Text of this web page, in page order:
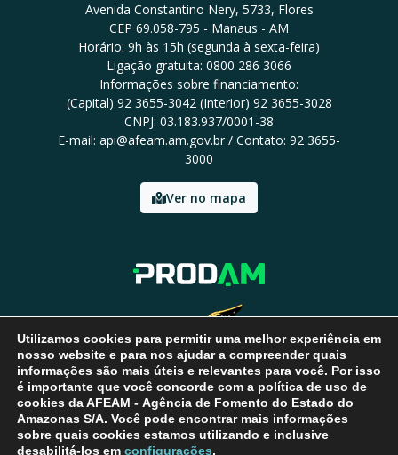
Avenida Constantino Nery, 5733, Flores
CEP 69.058-795 - Manaus - AM
Horário: 9h às 15h (segunda à sexta-feira)
Ligação gratuita: 0800 286 3066
Informações sobre financiamento:
(Capital) 92 3655-3042 (Interior) 92 3655-3028
CNPJ: 03.183.937/0001-38
E-mail: api@afeam.am.gov.br / Contato: 92 3655-
3000
Ver no mapa
Utilizamos cookies para permitir uma melhor experiência em
nosso website e para nos ajudar a compreender quais
informações são mais úteis e relevantes para você. Por isso
é importante que você concorde com a política de uso de
cookies da AFEAM - Agência de Fomento do Estado do
Amazonas S/A. Você pode encontrar mais informações
sobre quais cookies estamos utilizando e inclusive
desabilitá-los em configurações.